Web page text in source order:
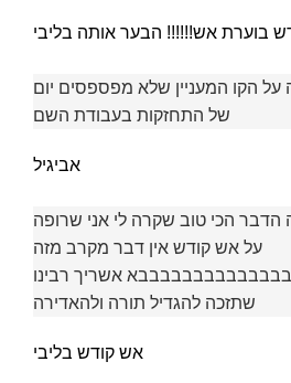
בוערת אש!!!!!! הבער אותה בליבי
על הקו המעניין שלא מפספסים יום
של התחזקות בעבודת השם
אביגיל
הדבר הכי טוב שקרה לי אני שרופה
על אש קודש אין דבר מקרב מזה
אשריך רבינו
שתזכה להגדיל תורה ולהאדירה
אש קודש בליבי